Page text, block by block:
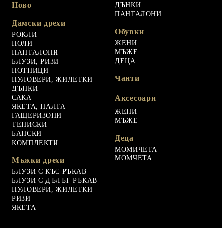
Ново
Дамски дрехи
РОКЛИ
ПОЛИ
ПАНТАЛОНИ
БЛУЗИ, РИЗИ
ПОТНИЦИ
ПУЛОВЕРИ, ЖИЛЕТКИ
ДЪНКИ
САКА
ЯКЕТА, ПАЛТА
ГАЩЕРИЗОНИ
ТЕНИСКИ
БАНСКИ
КОМПЛЕКТИ
Мъжки дрехи
БЛУЗИ С КЪС РЪКАВ
БЛУЗИ С ДЪЛЪГ РЪКАВ
ПУЛОВЕРИ, ЖИЛЕТКИ
РИЗИ
ЯКЕТА
ДЪНКИ
ПАНТАЛОНИ
Обувки
ЖЕНИ
МЪЖЕ
ДЕЦА
Чанти
Аксесоари
ЖЕНИ
МЪЖЕ
Деца
МОМИЧЕТА
МОМЧЕТА